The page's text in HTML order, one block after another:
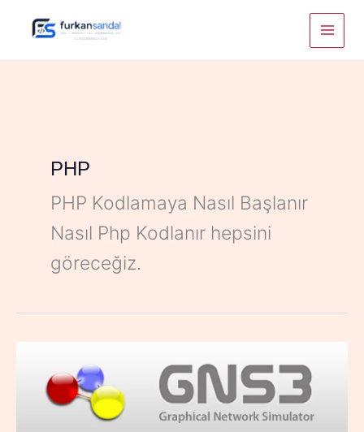
PHP
PHP Kodlamaya Nasıl Başlanır
Nasıl Php Kodlanır hepsini
göreceğiz.